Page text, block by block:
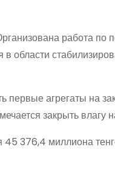
работа
области
агрегаты на
закрыть влагу
376,4 миллиона